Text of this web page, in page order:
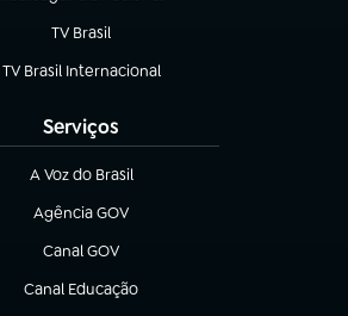
TV Brasil
(abre em nova aba)
TV Brasil Internacional
(abre em nova aba)
Serviços
A Voz do Brasil
(abre em nova aba)
Agência GOV
(abre em nova aba)
Canal GOV
(abre em nova aba)
Canal Educação
(abre em nova aba)